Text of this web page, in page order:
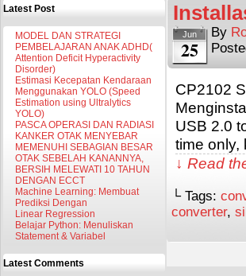
Latest Post
MODEL DAN STRATEGI
PEMBELAJARAN ANAK ADHD(
Attention Deficit Hyperactivity
Disorder)
Estimasi Kecepatan Kendaraan
Menggunakan YOLO (Speed
Estimation using Ultralytics
YOLO)
PASCA OPERASI DAN RADIASI
KANKER OTAK MENYEBAR
MEMENUHI SEBAGIAN BESAR
OTAK SEBELAH KANANNYA,
BERSIH MELEWATI 10 TAHUN
DENGAN ECCT
Machine Learning: Membuat
Prediksi Dengan
Linear Regression
Belajar Python: Menuliskan
Statement & Variabel
Latest Comments
Jun
25
By
CP2102
USB 2.0
time
↓ Read
└ Tags:
converter,